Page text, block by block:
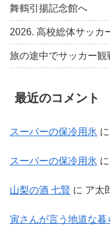
舞鶴引揚記念館へ
2026. 高校総体サッカ
旅の途中でサッカー観
最近のコメント
スーパーの保冷用氷 に
スーパーの保冷用氷 に
山梨の酒 七賢 に ア太
寅さんが言う地道な暮